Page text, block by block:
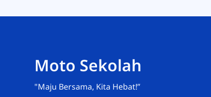
Moto Sekolah
"Maju Bersama, Kita Hebat!”